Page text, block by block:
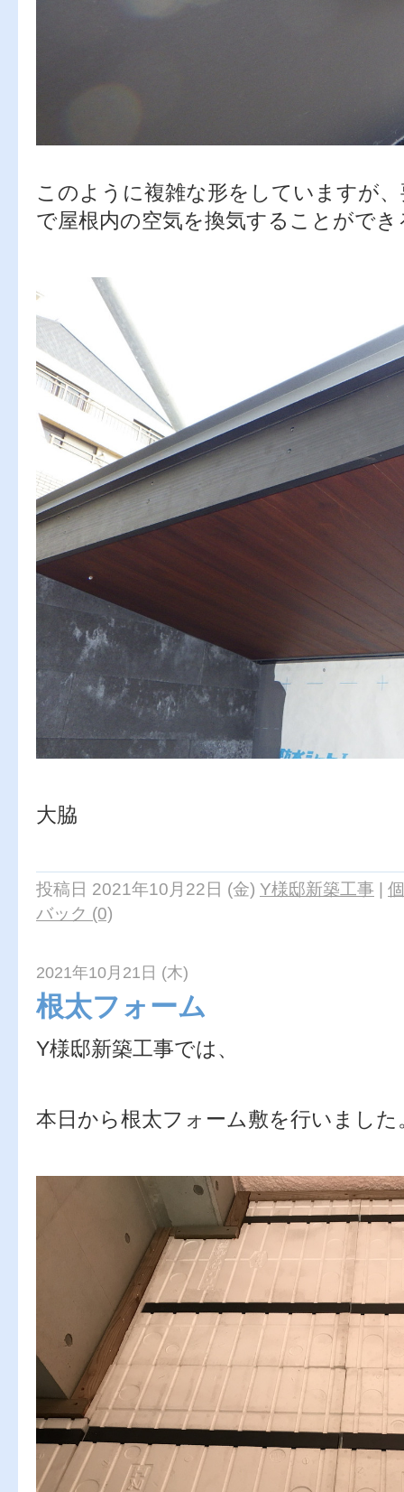
このように複雑な形をしていますが
で屋根内の空気を換気することがで
大脇
投稿日 2021年10月22日 (金) Y様邸新築工事 |
バック (0)
2021年10月21日 (木)
根太フォーム
Y様邸新築工事では、
本日から根太フォーム敷を行いました